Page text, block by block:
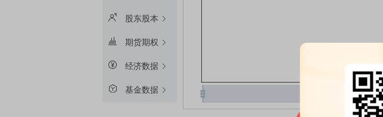
股东股本
期货期权
经济数据
基金数据